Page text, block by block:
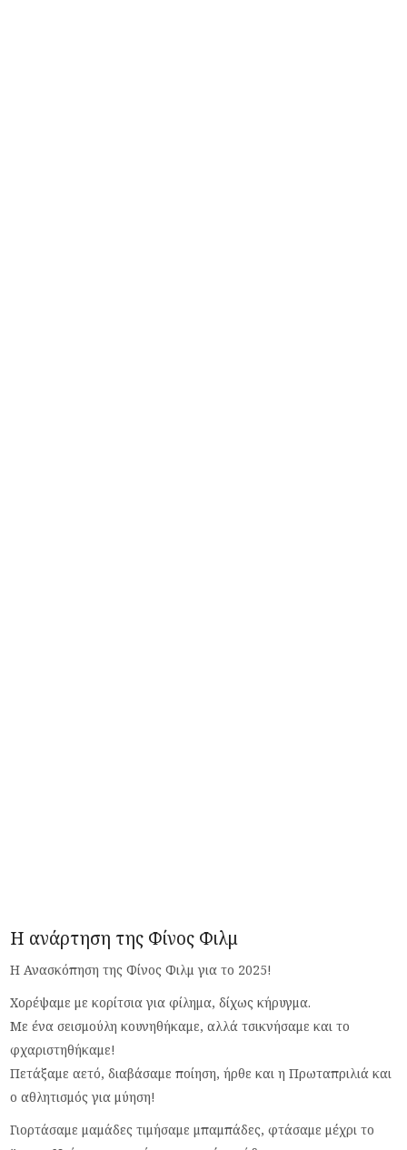
Η ανάρτηση της Φίνος Φιλμ
Η Ανασκόπηση της Φίνος Φιλμ για το 2025!
Χορέψαμε με κορίτσια για φίλημα, δίχως κήρυγμα.
Με ένα σεισμούλη κουνηθήκαμε, αλλά τσικνήσαμε και το
φχαριστηθήκαμε!
Πετάξαμε αετό, διαβάσαμε ποίηση, ήρθε και η Πρωταπριλιά και
ο αθλητισμός για μύηση!
Γιορτάσαμε μαμάδες τιμήσαμε μπαμπάδες, φτάσαμε μέχρι το